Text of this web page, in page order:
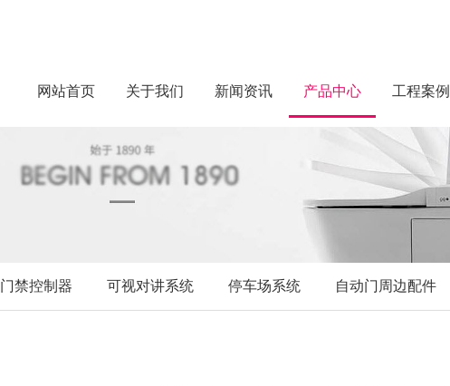
网站首页 关于我们 新闻资讯 产品中心 工程案例
门禁控制器 可视对讲系统 停车场系统 自动门周边配件